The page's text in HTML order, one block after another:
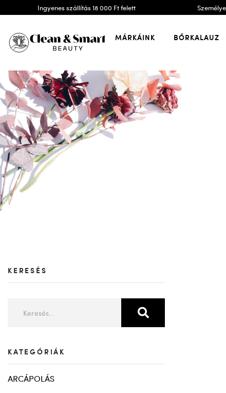
Ingyenes szállítás 18 000 Ft felett
MÁRKÁINK BŐRKALAUZ
KERESÉS
KATEGÓRIÁK
ARCÁPOLÁS